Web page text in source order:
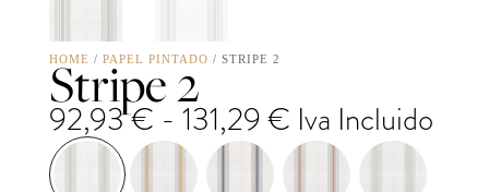
HOME / PAPEL PINTADO / STRIPE 2
Stripe 2
92,93€ - 131,29€Rango
de
Iva Incluido